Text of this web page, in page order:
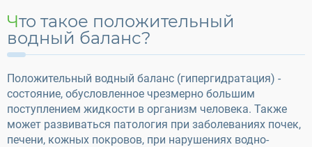
Что такое положительный
водный баланс?
Положительный водный баланс (гипергидратация) -
состояние, обусловленное чрезмерно большим
поступлением жидкости в организм человека. Также
может развиваться патология при заболеваниях почек,
печени, кожных покровов, при нарушениях водно-